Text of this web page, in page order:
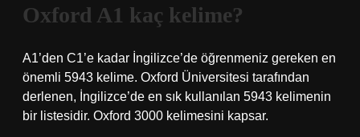
Oxford A1 kaç kelime?
A1’den C1’e kadar İngilizce’de öğrenmeniz gereken en
önemli 5943 kelime. Oxford Üniversitesi tarafından
derlenen, İngilizce’de en sık kullanılan 5943 kelimenin
bir listesidir. Oxford 3000 kelimesini kapsar.